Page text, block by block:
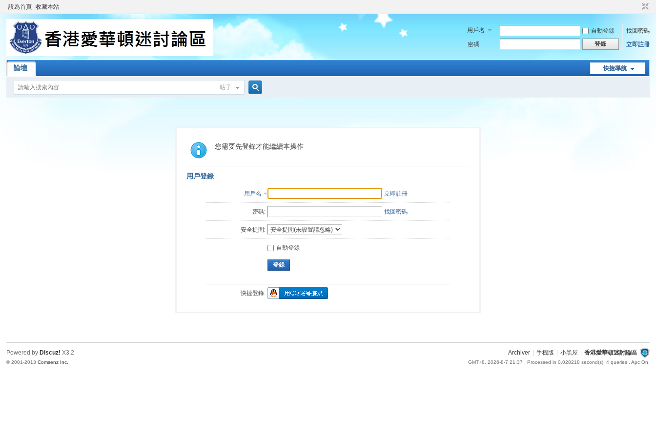
設為首頁 收藏本站
用戶名 自動登錄
找回密碼
密碼
登錄 立即註冊
快捷導航
論壇
帖子
索
您需要先登錄才能繼續本操作
用戶登錄
用戶名 立即註冊
密碼: 找回密碼
安全提問:
自動登錄
登錄
快捷登錄:
Archiver 手機版 小黑屋 香港愛華頓迷討論區
GMT+8, 2026-8-7 21:37 , Processed in 0.028218 second(s), 4 queries , Apc On.
Powered by Discuz! X3.2
© 2001-2013Comsenz Inc.